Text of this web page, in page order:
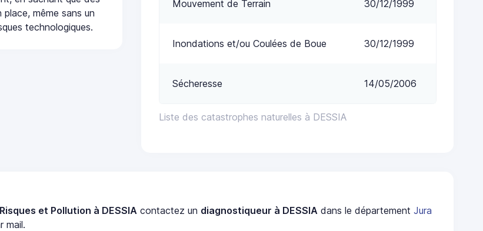
même sans un
technologiques.
Liste des catastrophes naturelles à DESSIA
Mouvement de Terrain 30/12/1999
Inondations et/ou Coulées de Boue 30/12/1999
Sécheresse 14/05/2006
et Pollution à DESSIA contactez un diagnostiqueur à DESSIA dans le départementJura
mail.